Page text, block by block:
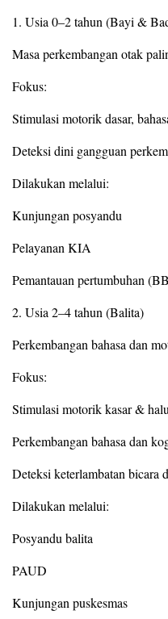
1. Usia 0–2 tahun (Bayi &
Masa perkembangan otak
Fokus:
Stimulasi motorik dasar,
Deteksi dini gangguan
Dilakukan melalui:
Kunjungan posyandu
Pelayanan KIA
Pemantauan pertumbuhan
2. Usia 2–4 tahun (Balita)
Perkembangan bahasa dan
Fokus:
Stimulasi motorik kasar &
Perkembangan bahasa dan
Deteksi keterlambatan bicara
Dilakukan melalui:
Posyandu balita
PAUD
Kunjungan puskesmas